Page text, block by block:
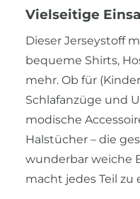
Vielseitige
Dieser Jerseystoff
bequeme Shirts,
mehr. Ob für
Schlafanzüge und
modische
Halstücher – die
wunderbar weiche
macht jedes Teil